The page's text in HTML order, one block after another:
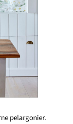
pelargonier.